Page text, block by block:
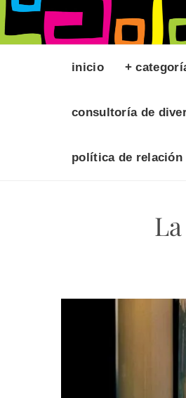
inicio +
consultoría de
política de